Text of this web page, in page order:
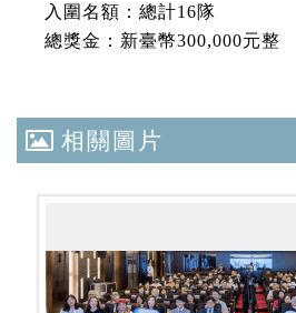
入圍名額：總計16隊
總獎金：新臺幣300,000元整
相關圖片